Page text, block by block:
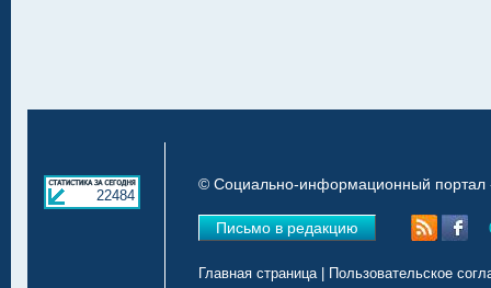
22484
© Социально-информационный портал
Письмо в редакцию
Главная страница| Пользовательское